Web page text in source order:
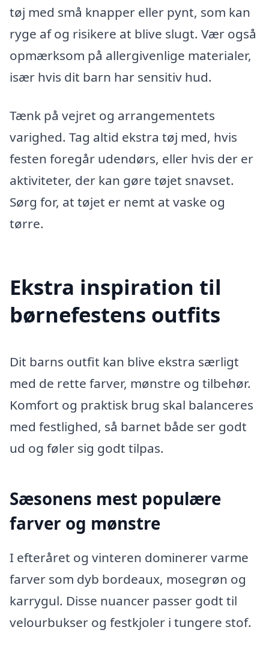
tøj med små knapper eller pynt, som kan
ryge af og risikere at blive slugt. Vær også
opmærksom på allergivenlige materialer,
især hvis dit barn har sensitiv hud.
Tænk på vejret og arrangementets
varighed. Tag altid ekstra tøj med, hvis
festen foregår udendørs, eller hvis der er
aktiviteter, der kan gøre tøjet snavset.
Sørg for, at tøjet er nemt at vaske og
tørre.
Ekstra inspiration til
børnefestens outfits
Dit barns outfit kan blive ekstra særligt
med de rette farver, mønstre og tilbehør.
Komfort og praktisk brug skal balanceres
med festlighed, så barnet både ser godt
ud og føler sig godt tilpas.
Sæsonens mest populære
farver og mønstre
I efteråret og vinteren dominerer varme
farver som dyb bordeaux, mosegrøn og
karrygul. Disse nuancer passer godt til
velourbukser og festkjoler i tungere stof.